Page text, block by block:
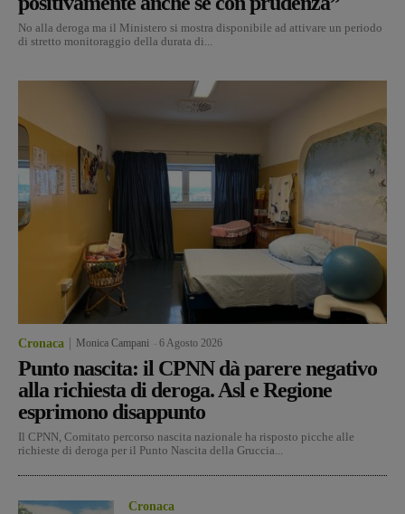
No alla deroga ma il Ministero si mostra disponibile ad attivare un periodo
di stretto monitoraggio della durata di...
Cronaca Monica Campani 6 Agosto 2026
Punto nascita: il CPNN dà parere negativo
alla richiesta di deroga. Asl e Regione
esprimono disappunto
Il CPNN, Comitato percorso nascita nazionale ha risposto picche alle
richieste di deroga per il Punto Nascita della Gruccia...
Cronaca